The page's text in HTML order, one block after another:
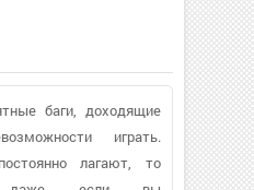
баги, доходящие
играть.
лагают, то